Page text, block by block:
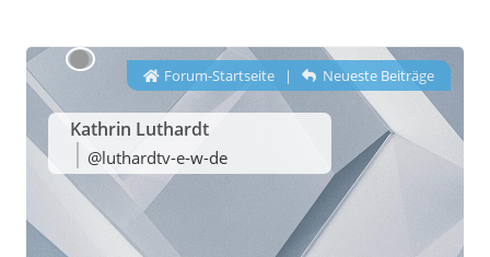
Kathrin Luthardt
@luthardtv-e-w-de
Forum-Startseite| Neueste Beiträge